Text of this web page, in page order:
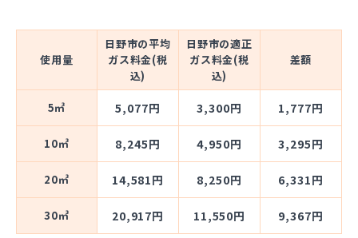
使用量
日野市の平均
ガス料金(税
込)
日野市の適正
ガス料金(税
込)
差額
5㎥ 5,077円 3,300円 1,777円
10㎥ 8,245円 4,950円 3,295円
20㎥ 14,581円 8,250円 6,331円
30㎥ 20,917円 11,550円 9,367円